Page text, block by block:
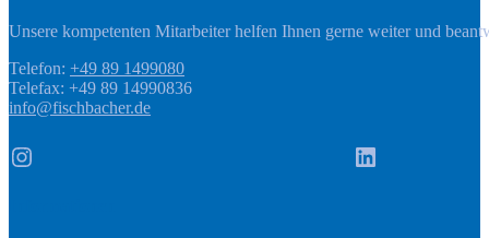
Unsere kompetenten Mitarbeiter helfen Ihnen gerne weiter und
Telefon: +49 89 1499080
Telefax: +49 89 14990836
info@fischbacher.de
Instagram LinkedIn